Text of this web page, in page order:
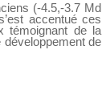
(-4.5,-3.7 Md
accentué ces
témoignant de la
développement de